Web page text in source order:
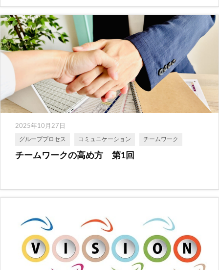
2025年10月27日
グループプロセス コミュニケーション チームワーク
チームワークの高め方 第1回